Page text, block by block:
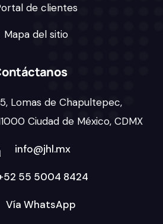
de clientes
Mapa del sitio
Lomas de Chapultepec,
Ciudad de México, CDMX
info@jhl.mx
55 5004 8424
Vía WhatsApp